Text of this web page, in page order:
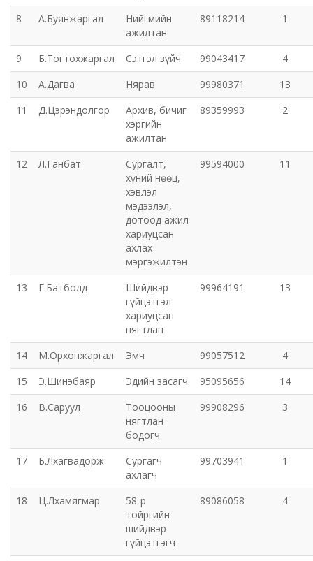
шатны шүүх
шатны шүүх
Орхон аймаг дахь Сум дундын эрүүгийн хэргийн
анхан шатны шүүх
Хүүхэд залуучуудын театр
Цэцэрлэгжүүлэлт ногоон байгууламжийн газар
Эрдэнэтийн ДЦС ТӨХК
Сум дундын ойн анги
Музей
Нийтлэг үйлчилгээний алба
Хот байгуулалт, барилга захиалагчийн алба утүг
Сэлэнгэ голын сав газрын захиргаа
Орхон аймаг дахь Эрүүл мэндийн даатгалын хэлтэс
Эрдэнэт цэцэрлэгт хүрээлэн ашиглалтын өмнөх
захиргаа
Эрдэнэт шинжлэх ухаан, технологийн парк
8 А.Буянжаргал
Нийгмийн
ажилтан
89118214 1
9 Б.Тогтохжаргал Сэтгэл зүйч 99043417
4
10
А.Дагва Нярав 99980371
13
11
Д.Цэрэндолгор
Архив, бичиг
хэргийн
ажилтан
89359993 2
12 Л.Ганбат
Сургалт,
хүний нөөц,
хэвлэл
мэдээлэл,
дотоод ажил
хариуцсан
ахлах
мэргэжилтэн
99594000 11
13 Г.Батболд
Шийдвэр
гүйцэтгэл
хариуцсан
нягтлан
99964191 13
14 М.Орхонжаргал Эмч 99057512
4
15
Э.Шинэбаяр Эдийн засагч 95095656
14
16
В.Саруул
Тооцооны
нягтлан
бодогч
99908296 3
17 Б.Лхагвадорж
Сургагч
ахлагч
99703941 1
18 Ц.Лхамягмар
58-р
тойргийн
шийдвэр
гүйцэтгэгч
89086058 4